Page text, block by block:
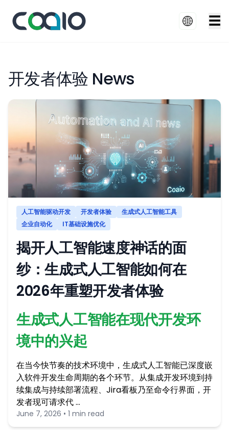
☰
开发者体验 News
人工智能驱动开发 开发者体验
生成式人工智能工具
企业自动化
IT基础设施优化
揭开人工智能速度神话的面
纱：生成式人工智能如何在
2026年重塑开发者体验
生成式人工智能在现代开发环
境中的兴起
在当今快节奏的技术环境中，生成式人工智能已深度嵌
入软件开发生命周期的各个环节。从集成开发环境到持
续集成与持续部署流程、Jira看板乃至命令行界面，开
发者现可请求代 …
June 7, 2026 • 1 min read